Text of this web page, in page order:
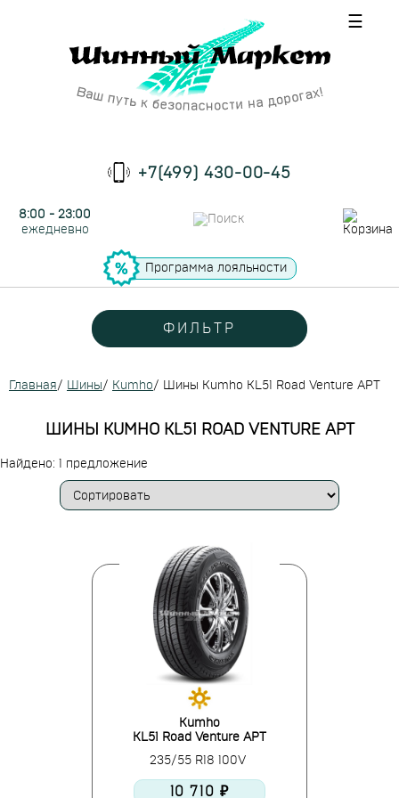
☰
+7(499) 430-00-45
8:00 - 23:00
ежедневно
Программа лояльности
ФИЛЬТР
Главная/ Шины/ Kumho/ Шины Kumho KL51 Road Venture APT
ШИНЫ KUMHO KL51 ROAD VENTURE APT
Найдено: 1 предложение
Kumho
KL51 Road Venture APT
235/55 R18 100V
10 710 ₽